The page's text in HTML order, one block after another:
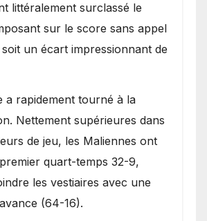
littéralement surclassé le
sur le score sans appel
un écart impressionnant de
a rapidement tourné à la
Nettement supérieures dans
de jeu, les Maliennes ont
quart-temps 32-9,
les vestiaires avec une
(64-16).